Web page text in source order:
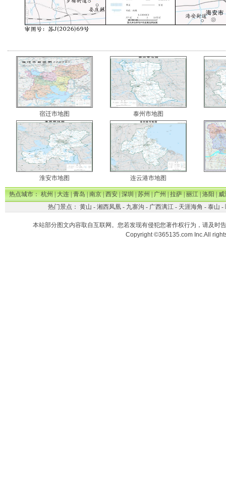
宿迁市地图 泰州市地图
淮安市地图 连云港市地图
热点城市：杭州|大连|青岛|南京|西安|深圳|苏州|广州|拉萨|丽江|洛阳|威
热门景点： 黄山 - 湘西凤凰- 九寨沟 - 广西漓江- 天涯海角 - 泰山 -
本站部分图文内容取自互联网。您若发现有侵犯您著作权行为，请及时
Copyright ©365135.com Inc.All